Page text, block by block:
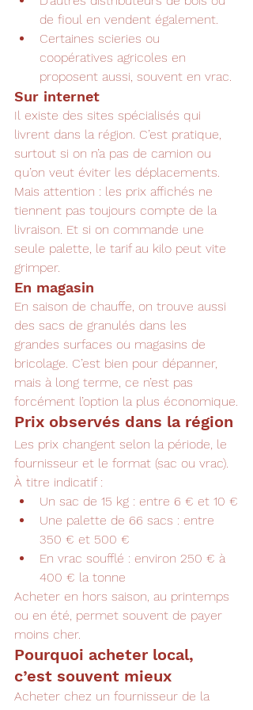
de fioul en vendent également.
Certaines scieries ou
coopératives agricoles en
proposent aussi, souvent en vrac.
Sur internet
Il existe des sites spécialisés qui
livrent dans la région. C’est pratique,
surtout si on n’a pas de camion ou
qu’on veut éviter les déplacements.
Mais attention : les prix affichés ne
tiennent pas toujours compte de la
livraison. Et si on commande une
seule palette, le tarif au kilo peut vite
grimper.
En magasin
En saison de chauffe, on trouve aussi
des sacs de granulés dans les
grandes surfaces ou magasins de
bricolage. C’est bien pour dépanner,
mais à long terme, ce n’est pas
forcément l’option la plus économique.
Prix observés dans la région
Les prix changent selon la période, le
fournisseur et le format (sac ou vrac).
À titre indicatif :
Un sac de 15 kg : entre 6 € et 10 €
Une palette de 66 sacs : entre
350 € et 500 €
En vrac soufflé : environ 250 € à
400 € la tonne
Acheter en hors saison, au printemps
ou en été, permet souvent de payer
moins cher.
Pourquoi acheter local,
c’est souvent mieux
Acheter chez un fournisseur de la